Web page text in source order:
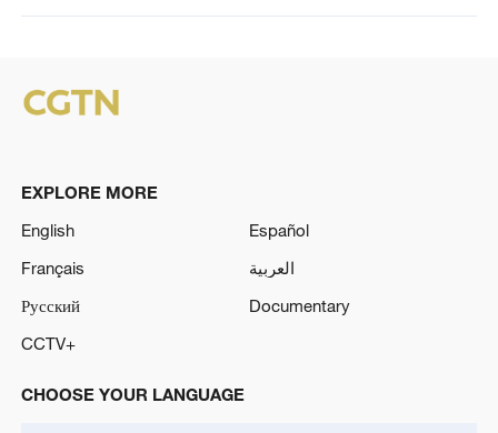
EXPLORE MORE
English
Español
Français
العربية
Русский
Documentary
CCTV+
CHOOSE YOUR LANGUAGE